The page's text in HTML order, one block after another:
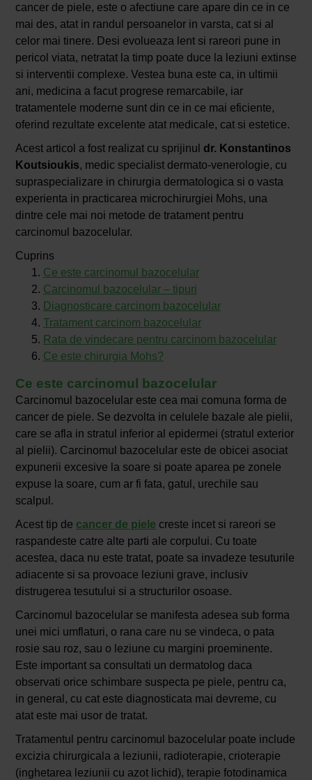
cancer de piele, este o afectiune care apare din ce in ce
mai des, atat in randul persoanelor in varsta, cat si al
celor mai tinere. Desi evolueaza lent si rareori pune in
pericol viata, netratat la timp poate duce la leziuni extinse
si interventii complexe. Vestea buna este ca, in ultimii
ani, medicina a facut progrese remarcabile, iar
tratamentele moderne sunt din ce in ce mai eficiente,
oferind rezultate excelente atat medicale, cat si estetice.
Acest articol a fost realizat cu sprijinul dr. Konstantinos
Koutsioukis, medic specialist dermato-venerologie, cu
supraspecializare in chirurgia dermatologica si o vasta
experienta in practicarea microchirurgiei Mohs, una
dintre cele mai noi metode de tratament pentru
carcinomul bazocelular.
Cuprins
Ce este carcinomul bazocelular
Carcinomul bazocelular – tipuri
Diagnosticare carcinom bazocelular
Tratament carcinom bazocelular
Rata de vindecare pentru carcinom bazocelular
Ce este chirurgia Mohs?
Ce este carcinomul bazocelular
Carcinomul bazocelular este cea mai comuna forma de
cancer de piele. Se dezvolta in celulele bazale ale pielii,
care se afla in stratul inferior al epidermei (stratul exterior
al pielii). Carcinomul bazocelular este de obicei asociat
expunerii excesive la soare si poate aparea pe zonele
expuse la soare, cum ar fi fata, gatul, urechile sau
scalpul.
Acest tip de cancer de piele creste incet si rareori se
raspandeste catre alte parti ale corpului. Cu toate
acestea, daca nu este tratat, poate sa invadeze tesuturile
adiacente si sa provoace leziuni grave, inclusiv
distrugerea tesutului si a structurilor osoase.
Carcinomul bazocelular se manifesta adesea sub forma
unei mici umflaturi, o rana care nu se vindeca, o pata
rosie sau roz, sau o leziune cu margini proeminente.
Este important sa consultati un dermatolog daca
observati orice schimbare suspecta pe piele, pentru ca,
in general, cu cat este diagnosticata mai devreme, cu
atat este mai usor de tratat.
Tratamentul pentru carcinomul bazocelular poate include
excizia chirurgicala a leziunii, radioterapie, crioterapie
(inghetarea leziunii cu azot lichid), terapie fotodinamica